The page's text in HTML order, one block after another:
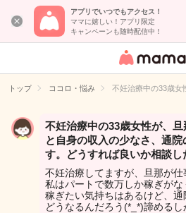
アプリでいつでもアクセス！
ママに嬉しい！アプリ限定
キャンペーンも随時配信中！
女性専用匿名
イト
トップ ココロ・悩み 不妊治療中の33歳女
不妊治療中の33歳女性が、
と自身の収入の少なさ、通
す。どうすれば良いか相談し
不妊治療してますが、旦那が
私はパートで数万しか稼ぎがな
稼ぎたい気持ちはあるけど、
どうなるんだろう(*_*)諦めるし